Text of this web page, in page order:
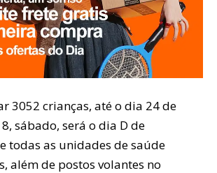
3052 crianças, até o dia 24 de
sábado, será o dia D de
todas as unidades de saúde
além de postos volantes no